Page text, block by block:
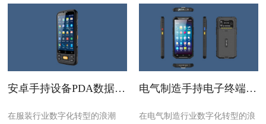
安卓手持设备PDA数据采
率？八大核心功能解析
在服装行业数字化转型的浪潮
电气制造手持电子终端设
码溯源库存管理巡检
​在电气制造行业数字化转型的浪